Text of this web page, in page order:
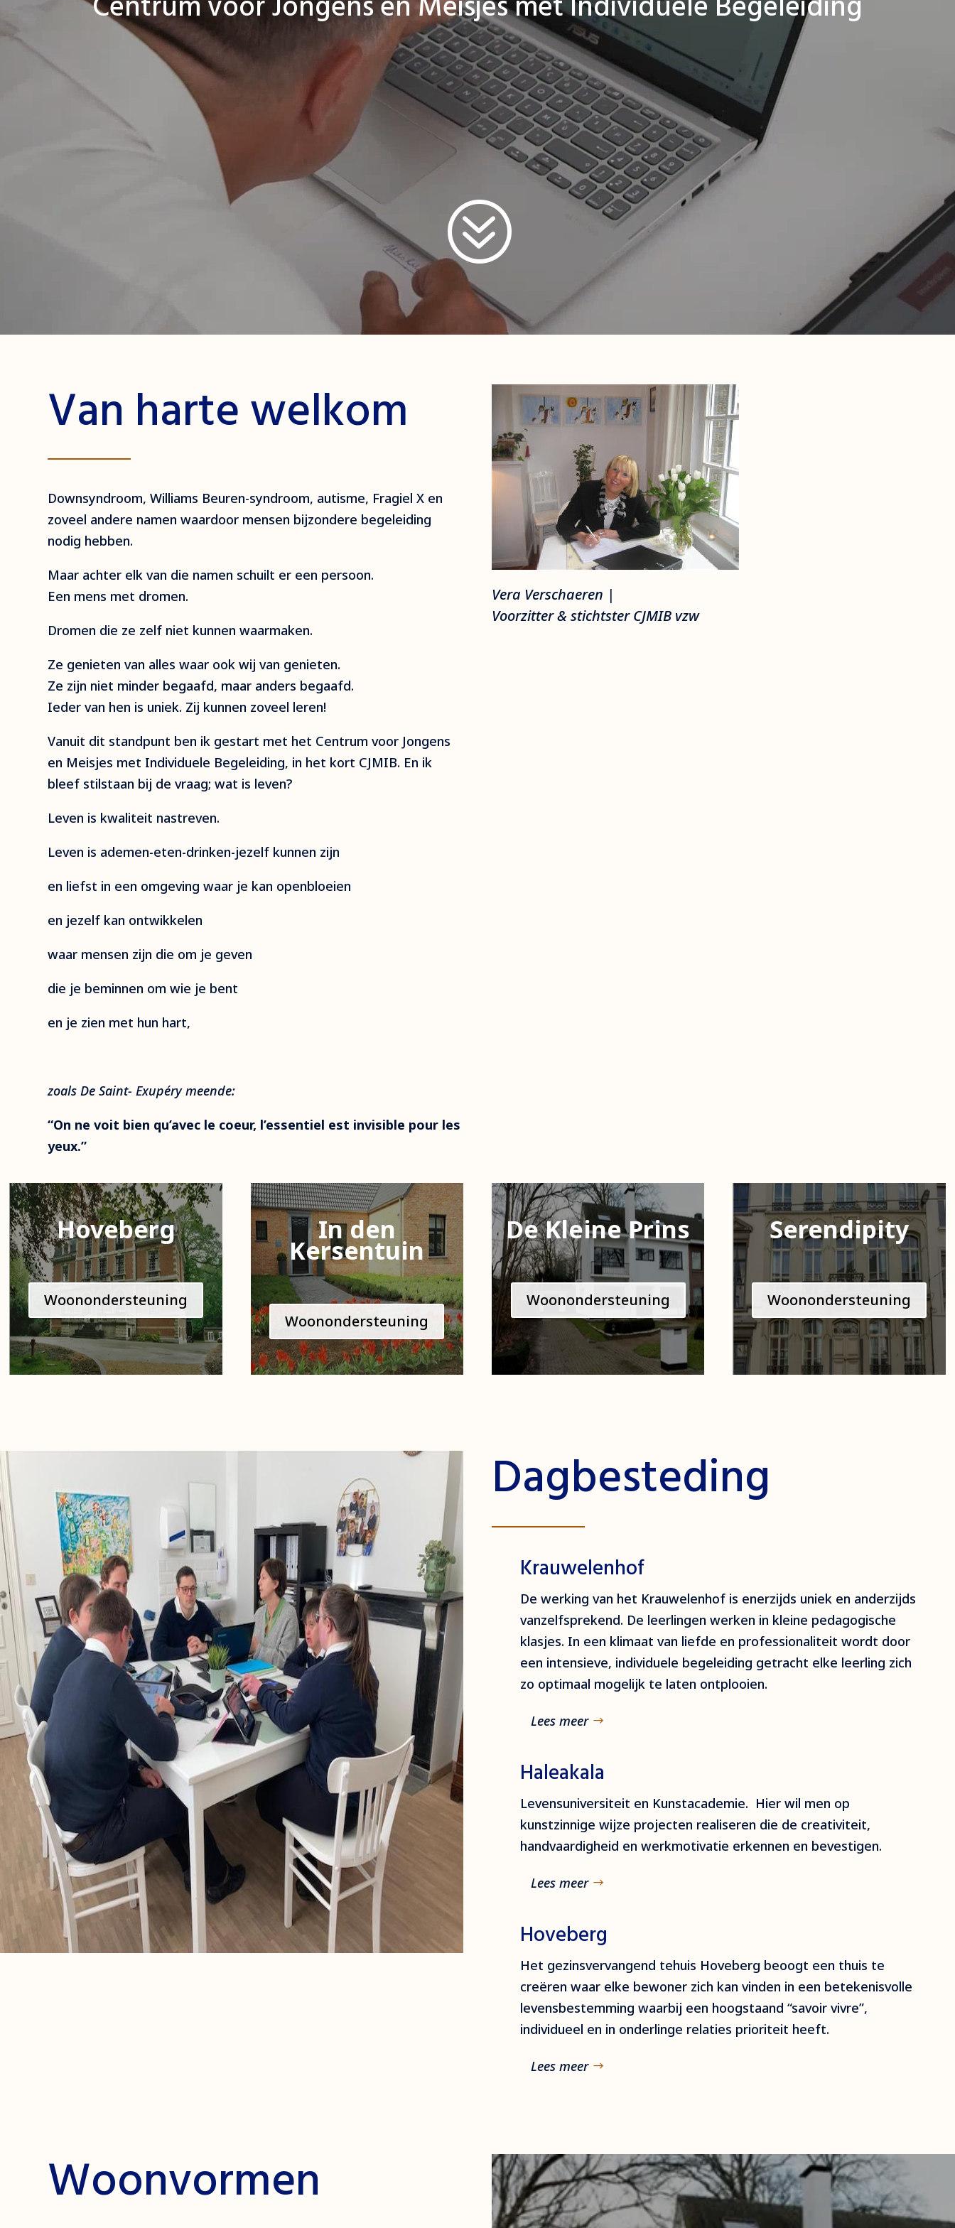
?
Van harte welkom
Downsyndroom, Williams Beuren-syndroom, autisme, Fragiel X en
zoveel andere namen waardoor mensen bijzondere begeleiding
nodig hebben.
Maar achter elk van die namen schuilt er een persoon.
Een mens met dromen.
Dromen die ze zelf niet kunnen waarmaken.
Ze genieten van alles waar ook wij van genieten.
Ze zijn niet minder begaafd, maar anders begaafd.
Ieder van hen is uniek. Zij kunnen zoveel leren!
Vanuit dit standpunt ben ik gestart met het Centrum voor Jongens
en Meisjes met Individuele Begeleiding, in het kort CJMIB. En ik
bleef stilstaan bij de vraag; wat is leven?
Leven is kwaliteit nastreven.
Leven is ademen-eten-drinken-jezelf kunnen zijn
en liefst in een omgeving waar je kan openbloeien
en jezelf kan ontwikkelen
waar mensen zijn die om je geven
die je beminnen om wie je bent
en je zien met hun hart,
zoals De Saint- Exupéry meende:
“On ne voit bien qu’avec le coeur, l’essentiel est invisible pour les
yeux.”
Vera Verschaeren |
Voorzitter & stichtster CJMIB vzw
Hoveberg
Woonondersteuning
In den
Kersentuin
Woonondersteuning
De Kleine Prins
Woonondersteuning
Serendipity
Woonondersteuning
Dagbesteding
Krauwelenhof
De werking van het Krauwelenhof is enerzijds uniek en anderzijds
vanzelfsprekend. De leerlingen werken in kleine pedagogische
klasjes. In een klimaat van liefde en professionaliteit wordt door
een intensieve, individuele begeleiding getracht elke leerling zich
zo optimaal mogelijk te laten ontplooien.
Lees meer
Haleakala
Levensuniversiteit en Kunstacademie. Hier wil men op
kunstzinnige wijze projecten realiseren die de creativiteit,
handvaardigheid en werkmotivatie erkennen en bevestigen.
Lees meer
Hoveberg
Het gezinsvervangend tehuis Hoveberg beoogt een thuis te
creëren waar elke bewoner zich kan vinden in een betekenisvolle
levensbestemming waarbij een hoogstaand “savoir vivre”,
individueel en in onderlinge relaties prioriteit heeft.
Lees meer
Woonvormen